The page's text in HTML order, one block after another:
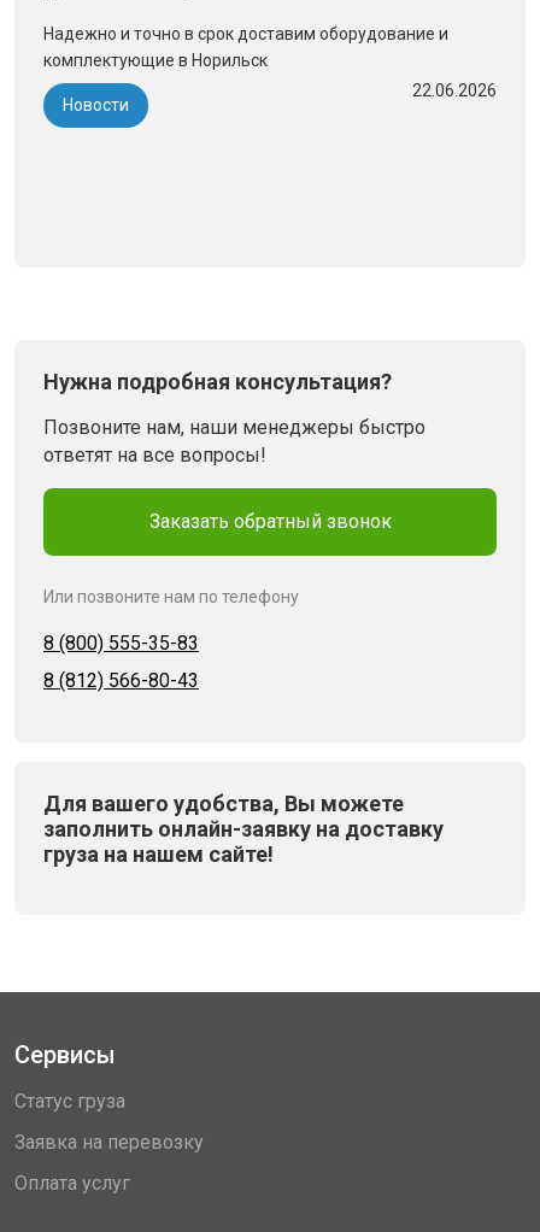
Надежно и точно в срок доставим оборудование и
комплектующие в Норильск
Новости
22.06.2026
Нужна подробная консультация?
Позвоните нам, наши менеджеры быстро
ответят на все вопросы!
Заказать обратный звонок
Или позвоните нам по телефону
8 (800) 555-35-83
8 (812) 566-80-43
Для вашего удобства, Вы можете
заполнить онлайн-заявку на доставку
груза на нашем сайте!
Сервисы
Статус груза
Заявка на перевозку
Оплата услуг